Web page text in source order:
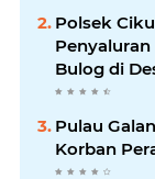
Polsek
Bulog di
Pulau
Korban